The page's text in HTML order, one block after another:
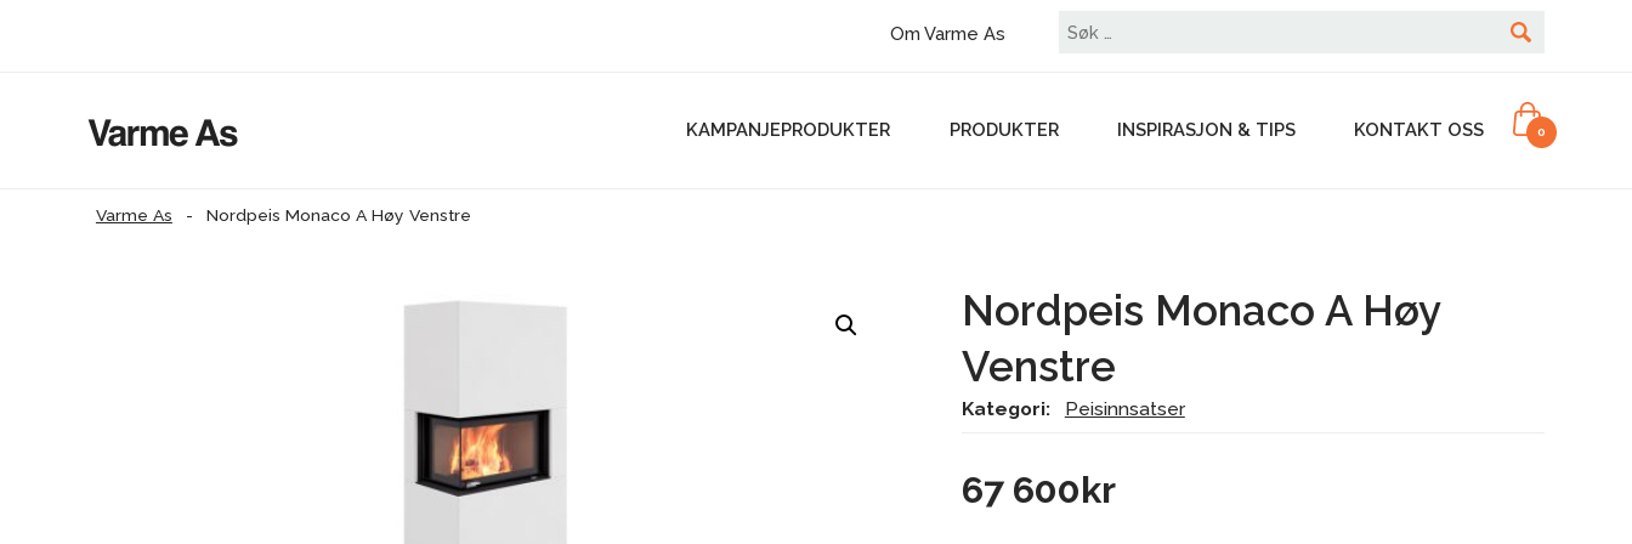
Om Varme As
KAMPANJEPRODUKTER PRODUKTER INSPIRASJON & TIPS KONTAKT OSS 0
Varme As - Nordpeis Monaco A Høy Venstre
Nordpeis Monaco A Høy
Venstre
Kategori: Peisinnsatser
67 600kr